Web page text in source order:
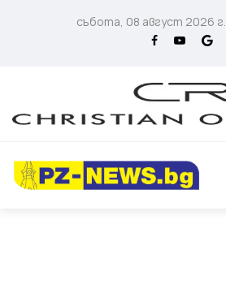
събота, 08 август 2026 г.